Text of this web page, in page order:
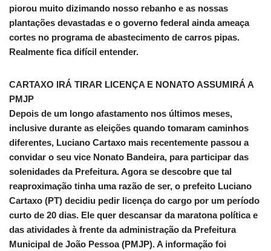
piorou muito dizimando nosso rebanho e as nossas
plantações devastadas e o governo federal ainda ameaça
cortes no programa de abastecimento de carros pipas.
Realmente fica difícil entender.
CARTAXO IRÁ TIRAR LICENÇA E NONATO ASSUMIRÁ A
PMJP
Depois de um longo afastamento nos últimos meses,
inclusive durante as eleições quando tomaram caminhos
diferentes, Luciano Cartaxo mais recentemente passou a
convidar o seu vice Nonato Bandeira, para participar das
solenidades da Prefeitura. Agora se descobre que tal
reaproximação tinha uma razão de ser, o prefeito Luciano
Cartaxo (PT) decidiu pedir licença do cargo por um período
curto de 20 dias. Ele quer descansar da maratona política e
das atividades à frente da administração da Prefeitura
Municipal de João Pessoa (PMJP). A informação foi